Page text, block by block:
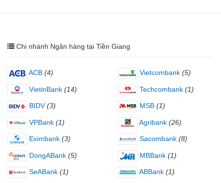
Chi nhánh Ngân hàng tại Tiền Giang
ACB (4) Vietcombank (5)
VietinBank (14) Techcombank (1)
BIDV (3) MSB (1)
VPBank (1) Agribank (26)
Eximbank (3) Sacombank (8)
DongABank (5) MBBank (1)
SeABank (1) ABBank (1)